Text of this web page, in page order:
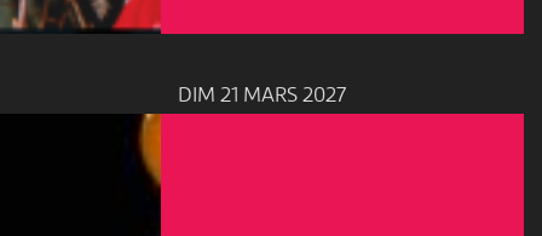
DIM 21 MARS 2027